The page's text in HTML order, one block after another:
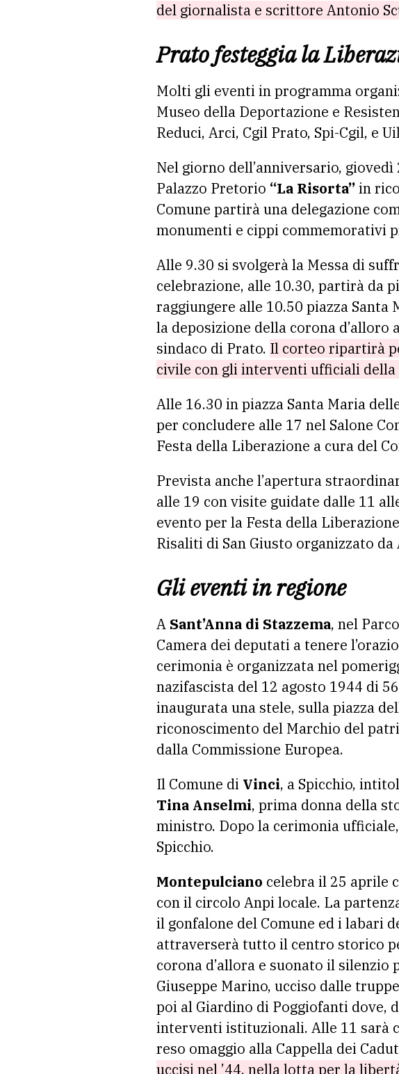
del giornalista e scrittore Antonio
Prato festeggia la
Molti gli eventi in programma
Museo della Deportazione e
Reduci, Arci, Cgil Prato, Spi-Cgil, e
Nel giorno dell’anniversario,
Palazzo Pretorio “La Risorta”in
Comune partirà una delegazione
monumenti e cippi commemorativi
Alle 9.30 si svolgerà la Messa di
celebrazione, alle 10.30, partirà da
raggiungere alle 10.50 piazza Santa
la deposizione della corona
sindaco di Prato. Il corteo ripartirà
civile con gli interventi ufficiali della
Alle 16.30 in piazza Santa Maria
per concludere alle 17 nel Salone
Festa della Liberazione a cura del
Prevista anche l’apertura
alle 19 con visite guidate dalle 11
evento per la Festa della
Risaliti di San Giusto organizzato
Gli eventi in regione
A Sant’Anna di Stazzema, nel
Camera dei deputati a tenere
cerimonia è organizzata nel
nazifascista del 12 agosto 1944 di
inaugurata una stele, sulla piazza
riconoscimento del Marchio del
dalla Commissione Europea.
Il Comune di Vinci, a Spicchio,
Tina Anselmi, prima donna della
ministro. Dopo la cerimonia
Spicchio.
Montepulciano celebra il 25 aprile
con il circolo Anpi locale. La
il gonfalone del Comune ed i labari
attraverserà tutto il centro storico
corona d’allora e suonato il
Giuseppe Marino, ucciso dalle
poi al Giardino di Poggiofanti dove,
interventi istituzionali. Alle 11 sarà
reso omaggio alla Cappella dei
uccisi nel ’44, nella lotta per la